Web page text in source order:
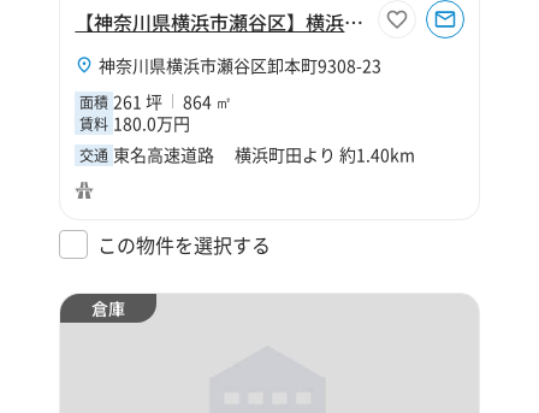
【神奈川県横浜市瀬谷区】横浜市瀬谷区卸本町261坪倉庫
神奈川県横浜市瀬谷区卸本町9308-23
面積 261 坪 864 ㎡
賃料 180.0万円
交通 東名高速道路 横浜町田より 約1.40km
この物件を選択する
倉庫